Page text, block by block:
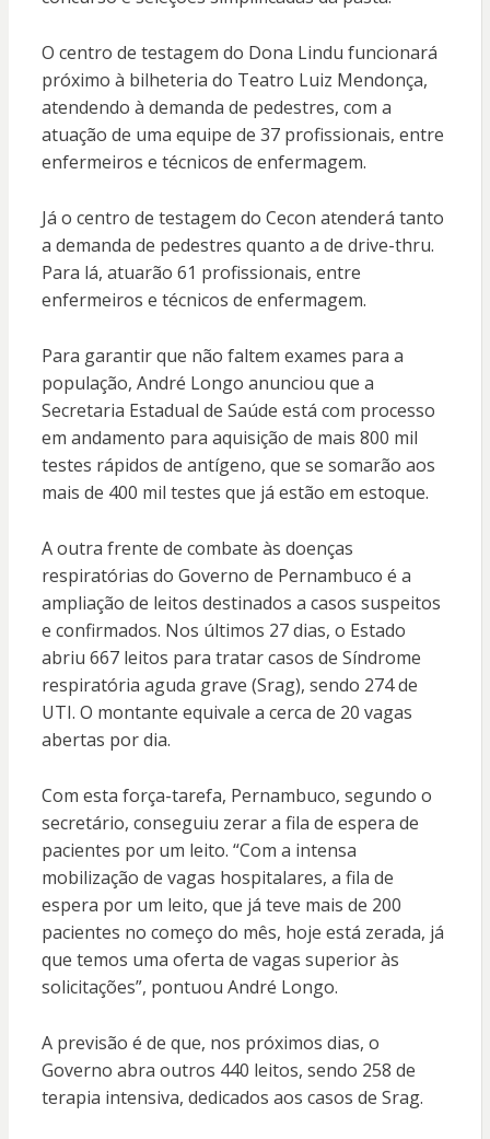
O centro de testagem do Dona Lindu funcionará
próximo à bilheteria do Teatro Luiz Mendonça,
atendendo à demanda de pedestres, com a
atuação de uma equipe de 37 profissionais, entre
enfermeiros e técnicos de enfermagem.
Já o centro de testagem do Cecon atenderá tanto
a demanda de pedestres quanto a de drive-thru.
Para lá, atuarão 61 profissionais, entre
enfermeiros e técnicos de enfermagem.
Para garantir que não faltem exames para a
população, André Longo anunciou que a
Secretaria Estadual de Saúde está com processo
em andamento para aquisição de mais 800 mil
testes rápidos de antígeno, que se somarão aos
mais de 400 mil testes que já estão em estoque.
A outra frente de combate às doenças
respiratórias do Governo de Pernambuco é a
ampliação de leitos destinados a casos suspeitos
e confirmados. Nos últimos 27 dias, o Estado
abriu 667 leitos para tratar casos de Síndrome
respiratória aguda grave (Srag), sendo 274 de
UTI. O montante equivale a cerca de 20 vagas
abertas por dia.
Com esta força-tarefa, Pernambuco, segundo o
secretário, conseguiu zerar a fila de espera de
pacientes por um leito. “Com a intensa
mobilização de vagas hospitalares, a fila de
espera por um leito, que já teve mais de 200
pacientes no começo do mês, hoje está zerada, já
que temos uma oferta de vagas superior às
solicitações”, pontuou André Longo.
A previsão é de que, nos próximos dias, o
Governo abra outros 440 leitos, sendo 258 de
terapia intensiva, dedicados aos casos de Srag.